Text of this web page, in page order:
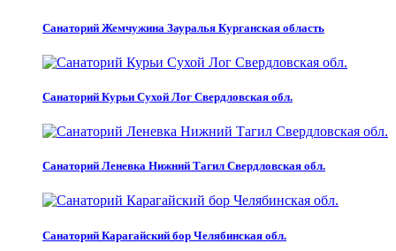
Санаторий Жемчужина Зауралья Курганская область
Санаторий Курьи Сухой Лог Свердловская обл.
Санаторий Леневка Нижний Тагил Свердловская обл.
Санаторий Карагайский бор Челябинская обл.